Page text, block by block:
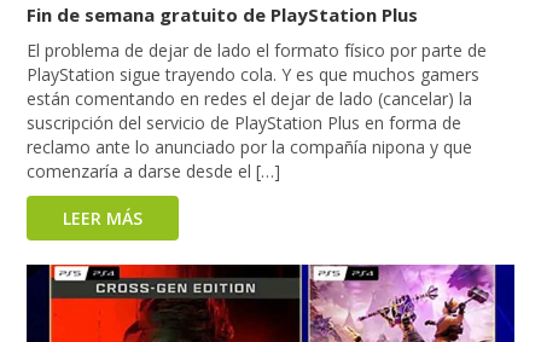
Fin de semana gratuito de PlayStation Plus
El problema de dejar de lado el formato físico por parte de
PlayStation sigue trayendo cola. Y es que muchos gamers
están comentando en redes el dejar de lado (cancelar) la
suscripción del servicio de PlayStation Plus en forma de
reclamo ante lo anunciado por la compañía nipona y que
comenzaría a darse desde el […]
LEER MÁS